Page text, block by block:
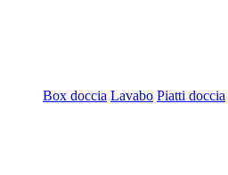
Box doccia Lavabo Piatti doccia